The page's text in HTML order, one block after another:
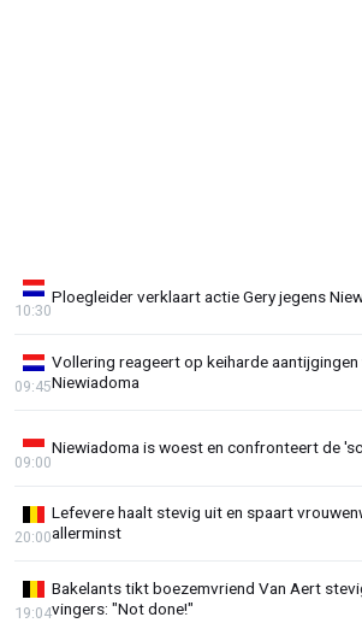
Ploegleider verklaart actie Gery jegens
10:30
Vollering reageert op keiharde aantijgingen
Niewiadoma
09:45
Niewiadoma is woest en confronteert de
09:00
Lefevere haalt stevig uit en spaart
allerminst
20:00
Bakelants tikt boezemvriend Van Aert
vingers: "Not done!"
19:04